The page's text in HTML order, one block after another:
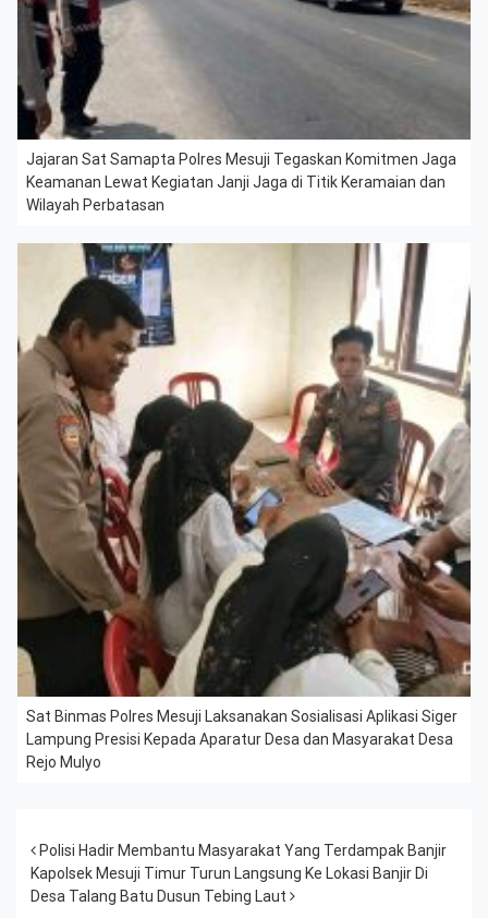
Jajaran Sat Samapta Polres Mesuji Tegaskan Komitmen Jaga
Keamanan Lewat Kegiatan Janji Jaga di Titik Keramaian dan
Wilayah Perbatasan
Sat Binmas Polres Mesuji Laksanakan Sosialisasi Aplikasi Siger
Lampung Presisi Kepada Aparatur Desa dan Masyarakat Desa
Rejo Mulyo
Post navigation
Polisi Hadir Membantu Masyarakat Yang Terdampak Banjir
Kapolsek Mesuji Timur Turun Langsung Ke Lokasi Banjir Di
Desa Talang Batu Dusun Tebing Laut